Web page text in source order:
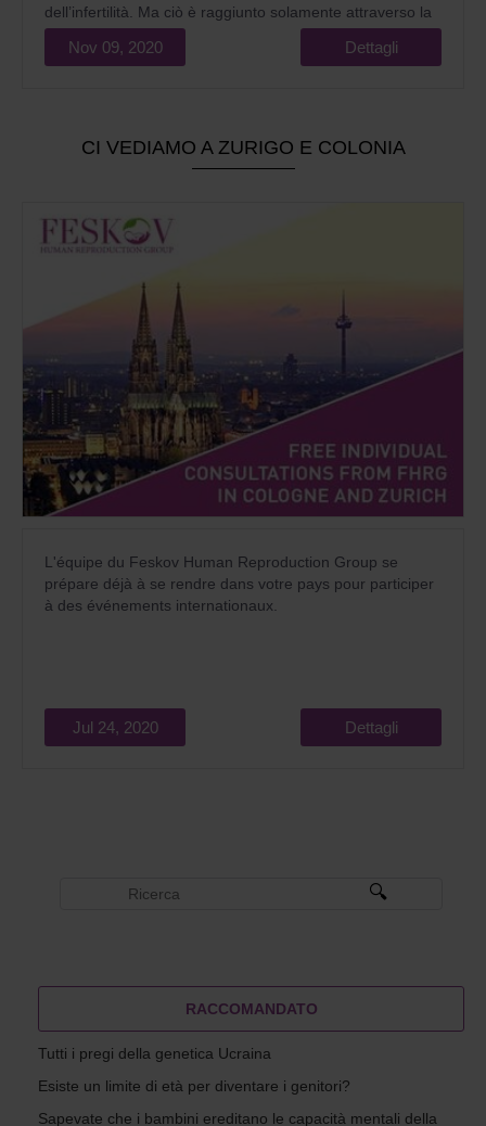
dell’infertilità. Ma ciò è raggiunto solamente attraverso la
correzione dei fattori endocrini e il perfezionamento dei
metodi della FIV e della coltivazione di ovociti.
Nov 09, 2020 Dettagli
CI VEDIAMO A ZURIGO E COLONIA
L'équipe du Feskov Human Reproduction Group se
prépare déjà à se rendre dans votre pays pour participer
à des événements internationaux.
Jul 24, 2020 Dettagli
RACCOMANDATO
Tutti i pregi della genetica Ucraina
Esiste un limite di età per diventare i genitori?
Sapevate che i bambini ereditano le capacità mentali della